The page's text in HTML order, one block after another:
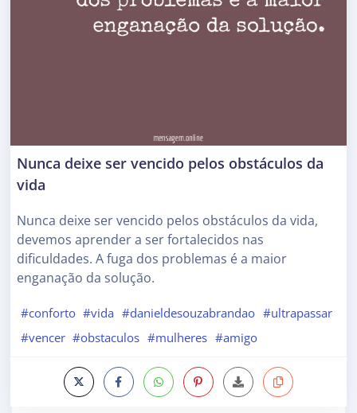
Nunca deixe ser vencido pelos obstáculos da
vida
Nunca deixe ser vencido pelos obstáculos da vida,
devemos aprender a ser fortalecidos nas
dificuldades. A fuga dos problemas é a maior
enganação da solução.
#conforto #vida #danieldesouzabrandao #ultrapassar
#vencer #obstaculos #mulheres #amigo